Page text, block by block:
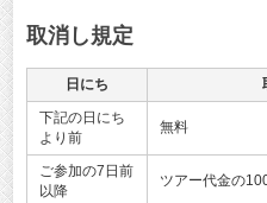
取消し規定
日にち
下記の日にち
より前
無料
ご参加の7日前
以降
ツアー代金の